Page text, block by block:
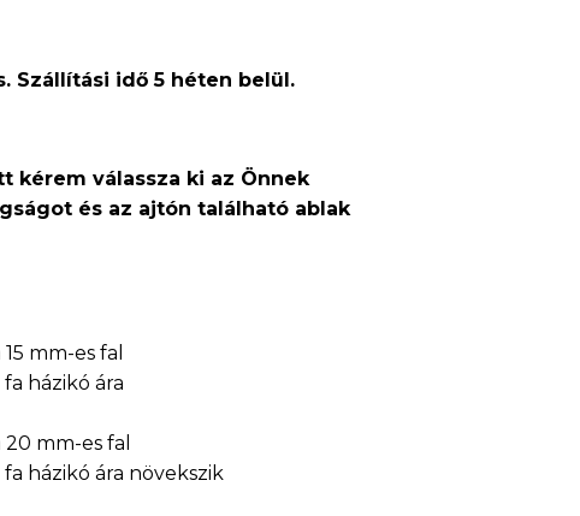
Szállítási idő 5 héten belül.
kérem válassza ki az Önnek
és az ajtón található ablak
mm-es fal
házikó ára
mm-es fal
házikó ára növekszik